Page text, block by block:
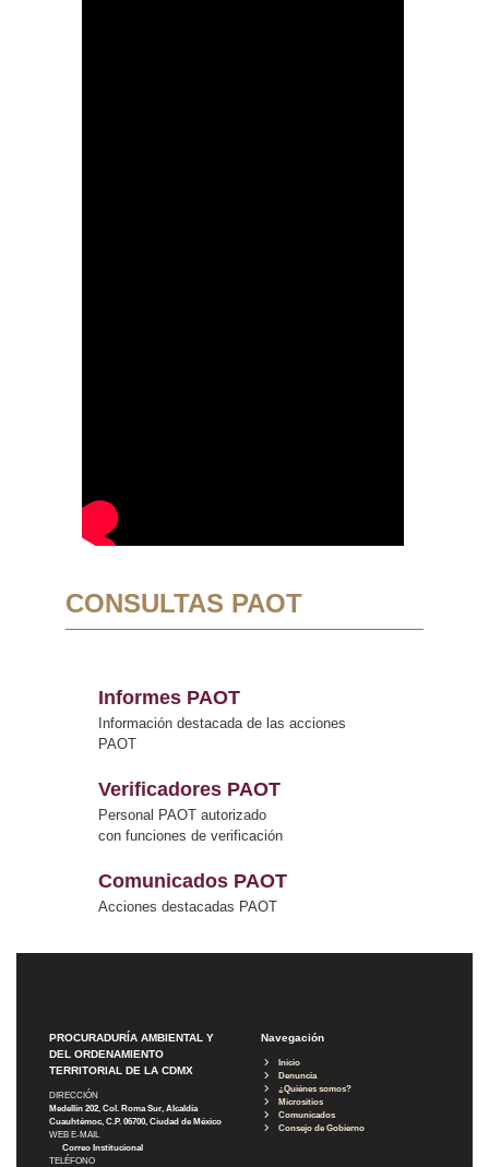
CONSULTAS PAOT
Informes PAOT
Información destacada de las acciones
PAOT
Verificadores PAOT
Personal PAOT autorizado
con funciones de verificación
Comunicados PAOT
Acciones destacadas PAOT
PROCURADURÍA AMBIENTAL Y
DEL ORDENAMIENTO
TERRITORIAL DE LA CDMX
DIRECCIÓN
Medellín 202, Col. Roma Sur, Alcaldía
Cuauhtémoc, C.P. 06700, Ciudad de México
WEB E-MAIL
Correo Institucional
TELÉFONO
Navegación
Inicio
Denuncia
¿Quiénes somos?
Micrositios
Comunicados
Consejo de Gobierno